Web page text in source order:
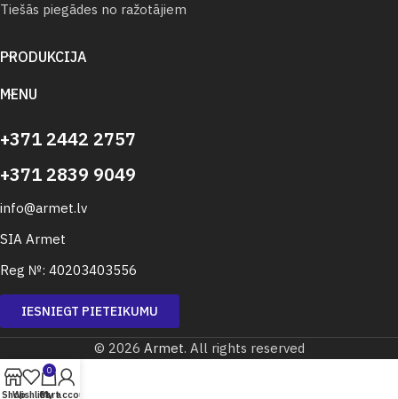
Tiešās piegādes no ražotājiem
PRODUKCIJA
MENU
+371 2442 2757
+371 2839 9049
info@armet.lv
SIA Armet
Reg №: 40203403556
IESNIEGT PIETEIKUMU
© 2026 Armet. All rights reserved
ShopWishlist
0
Cart
My account